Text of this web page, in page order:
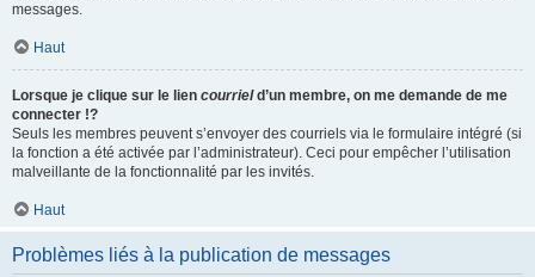
messages.
Haut
Lorsque je clique sur le lien courrield’un membre, on me demande de me
connecter !?
Seuls les membres peuvent s’envoyer des courriels via le formulaire intégré (si
la fonction a été activée par l’administrateur). Ceci pour empêcher l’utilisation
malveillante de la fonctionnalité par les invités.
Haut
Problèmes liés à la publication de messages